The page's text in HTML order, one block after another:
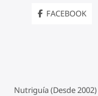
FACEBOOK
Nutriguía (Desde 2002)